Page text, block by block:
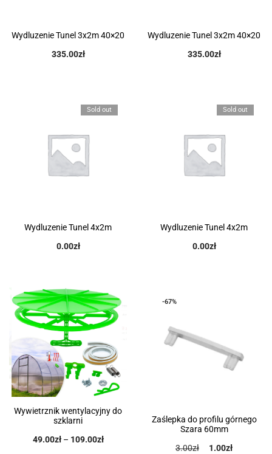
Wydluzenie Tunel 3x2m 40×20
335.00zł
Wydluzenie Tunel 3x2m 40×20
335.00zł
Sold out
Wydluzenie Tunel 4x2m
0.00zł
Sold out
Wydluzenie Tunel 4x2m
0.00zł
Wywietrznik wentylacyjny do
szklarni
49.00zł – 109.00zł
-67%
Zaślepka do profilu górnego
Szara 60mm
3.00zł 1.00zł